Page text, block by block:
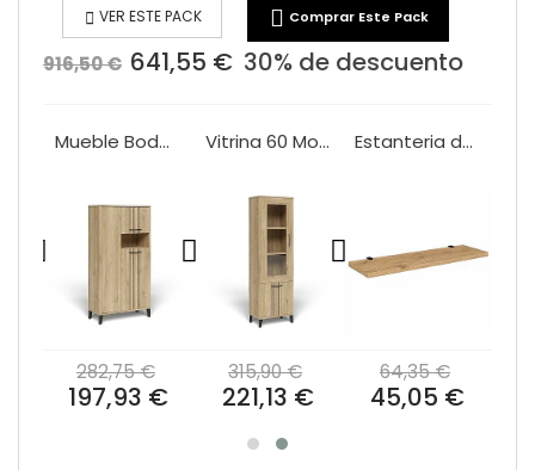
 VER ESTE PACK  Comprar Este Pack
916,50 € 641,55 € 30% de descuento
Mueble Bodeguero Salon Mod.DAKOTA 80 cm.
282,75 €
197,93 €
Vitrina 60 Mod.DAKOTA
315,90 €
221,13 €
Estanteria de Pared Mod.DAKOTA 140 cm.
64,35 €
45,05 €